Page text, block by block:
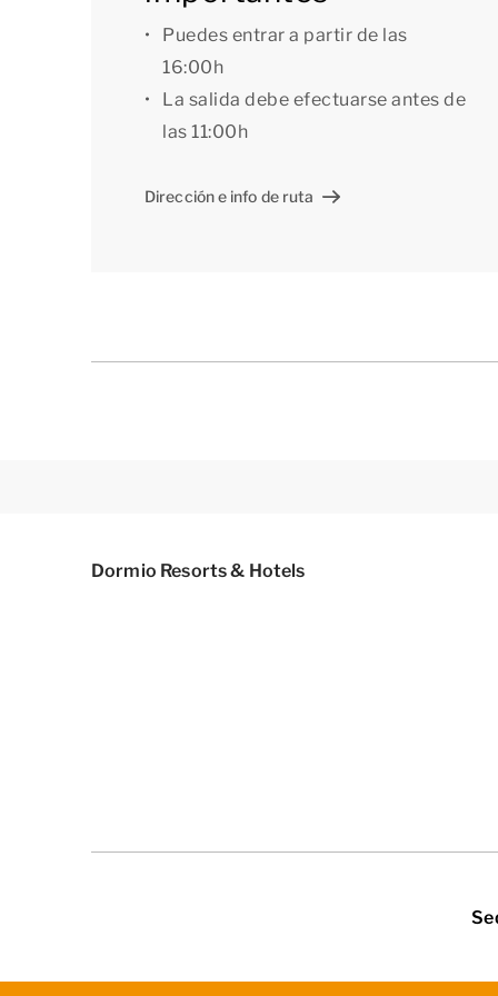
Puedes entrar a partir de las
16:00h
La salida debe efectuarse antes de
las 11:00h
Dirección e info de ruta
Dormio Resorts & Hotels